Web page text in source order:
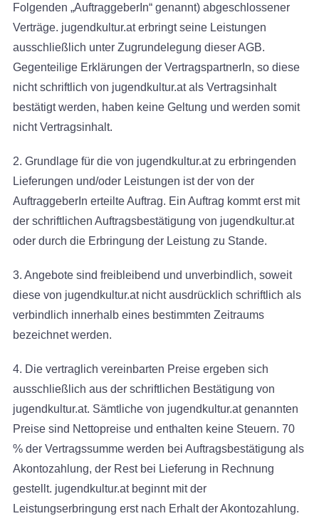
Folgenden „AuftraggeberIn“ genannt) abgeschlossener
Verträge. jugendkultur.at erbringt seine Leistungen
ausschließlich unter Zugrundelegung dieser AGB.
Gegenteilige Erklärungen der VertragspartnerIn, so diese
nicht schriftlich von jugendkultur.at als Vertragsinhalt
bestätigt werden, haben keine Geltung und werden somit
nicht Vertragsinhalt.
2. Grundlage für die von jugendkultur.at zu erbringenden
Lieferungen und/oder Leistungen ist der von der
AuftraggeberIn erteilte Auftrag. Ein Auftrag kommt erst mit
der schriftlichen Auftragsbestätigung von jugendkultur.at
oder durch die Erbringung der Leistung zu Stande.
3. Angebote sind freibleibend und unverbindlich, soweit
diese von jugendkultur.at nicht ausdrücklich schriftlich als
verbindlich innerhalb eines bestimmten Zeitraums
bezeichnet werden.
4. Die vertraglich vereinbarten Preise ergeben sich
ausschließlich aus der schriftlichen Bestätigung von
jugendkultur.at. Sämtliche von jugendkultur.at genannten
Preise sind Nettopreise und enthalten keine Steuern. 70
% der Vertragssumme werden bei Auftragsbestätigung als
Akontozahlung, der Rest bei Lieferung in Rechnung
gestellt. jugendkultur.at beginnt mit der
Leistungserbringung erst nach Erhalt der Akontozahlung.